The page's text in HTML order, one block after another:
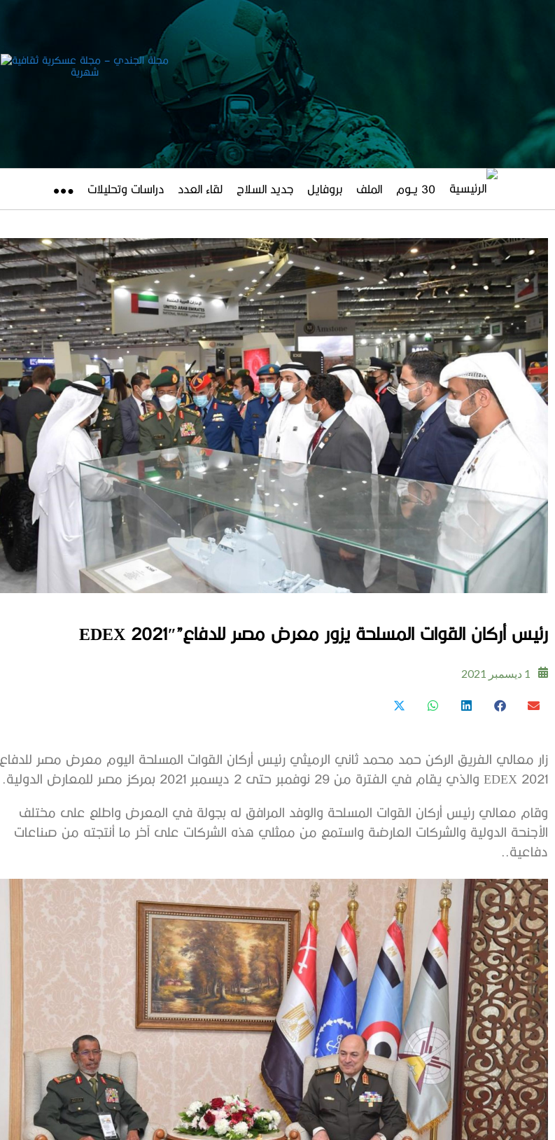
30 يــوم الملف بروفايل جديد السلاح لقاء العدد دراسات وتحليلات
رئيس أركان القوات المسلحة يزور معرض مصر للدفاع”EDEX 2021″
1 ديسمبر 2021
زار معالي الفريق الركن حمد محمد ثاني الرميثي رئيس أركان القوات المسلحة اليوم معرض مصر للدفاع
EDEX 2021 والذي يقام في الفترة من 29 نوفمبر حتى 2 ديسمبر 2021 بمركز مصر للمعارض الدولية.
وقام معالي رئيس أركان القوات المسلحة والوفد المرافق له بجولة في المعرض واطلع على مختلف
الأجنحة الدولية والشركات العارضة واستمع من ممثلي هذه الشركات على آخر ما أنتجته من صناعات
دفاعية..